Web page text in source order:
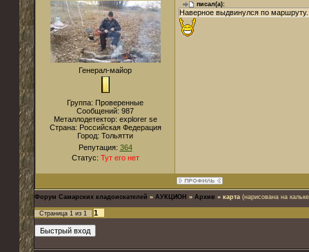
Генерал-майор
Группа: Проверенные
Сообщений: 987
Металлодетектор: explorer se
Страна: Российская Федерация
Город: Тольятти
Репутация: 364
Статус: Тут его нет
писал(а):
Наверное выдвинулся по
Форум Самарских кладоискателей » АУКЦИОН » Архив » карта (нарисована на
Страница 1 из 1 1